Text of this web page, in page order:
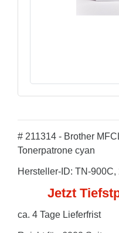
# 211314 - Brother
Tonerpatrone cyan
Hersteller-ID: TN-900C,
Jetzt
ca. 4 Tage Lieferfrist